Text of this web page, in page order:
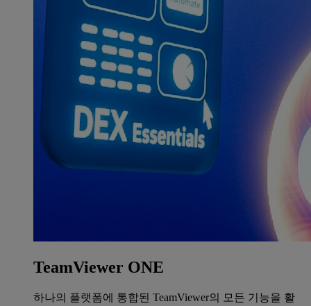
TeamViewer ONE
하나의 플랫폼에 통합된 TeamViewer의 모든 기능을 활